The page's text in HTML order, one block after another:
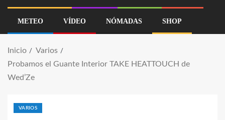
METEO VÍDEO NÓMADAS SHOP
Inicio
Varios
Probamos el Guante Interior TAKE HEATTOUCH de
Wed’Ze
VARIOS